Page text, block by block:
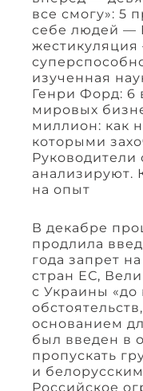
все смогу»: 5
себе людей —
жестикуляция
изученная
Генри Форд: 6
мировых
миллион: как
которыми
анализируют.
на опыт
В декабре
продлила
года запрет
стран ЕС,
с Украины «до
основанием
был введен в
пропускать
и
Российское